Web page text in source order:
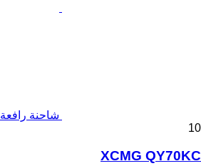
شاحنة رافعة XCMG QY70KC
10
XCMG QY70KC